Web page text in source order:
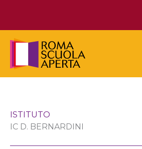
contenuto
ISTITUTO
IC D. BERNARDINI